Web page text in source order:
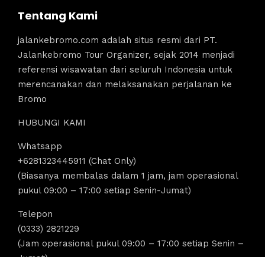
Tentang Kami
jalankebromo.com adalah situs resmi dari PT.
Jalankebromo Tour Organizer, sejak 2014 menjadi
referensi wisawatan dari seluruh Indonesia untuk
merencanakan dan melaksanakan perjalanan ke
Bromo
HUBUNGI KAMI
Whatsapp
+6281323445911 (Chat Only)
(Biasanya membalas dalam 1 jam, jam operasional
pukul 09:00 – 17:00 setiap Senin-Jumat)
Telepon
(0333) 2821229
(Jam operasional pukul 09:00 – 17:00 setiap Senin –